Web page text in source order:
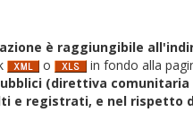
è raggiungibile
o in fondo alla
(direttiva comunitaria
e registrati, e nel rispetto